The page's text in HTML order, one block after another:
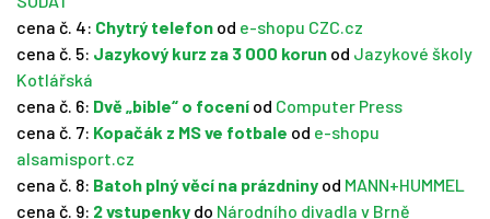
cena č. 4: Chytrý telefon od e-shopu CZC.cz
cena č. 5: Jazykový kurz za 3 000 korun od Jazykové školy
Kotlářská
cena č. 6: Dvě „bible“ o focení od Computer Press
cena č. 7: Kopačák z MS ve fotbale od e-shopu
alsamisport.cz
cena č. 8: Batoh plný věcí na prázdniny od MANN+HUMMEL
cena č. 9: 2 vstupenky do Národního divadla v Brně